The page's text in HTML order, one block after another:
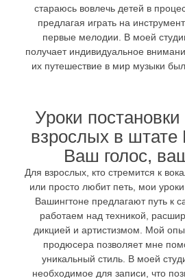
стараюсь вовлечь детей в
предлагая играть на
первые мелодии. В моей
получает индивидуальное
их путешествие в мир музыки
Уроки постановки
взрослых в штате
Ваш голос,
Для взрослых, кто стремится к
или просто любит петь, мои
Вашингтоне предлагают путь
работаем над техникой,
дикцией и артистизмом. Мой
продюсера позволяет мне
уникальный стиль. В моей
необходимое для записи, что